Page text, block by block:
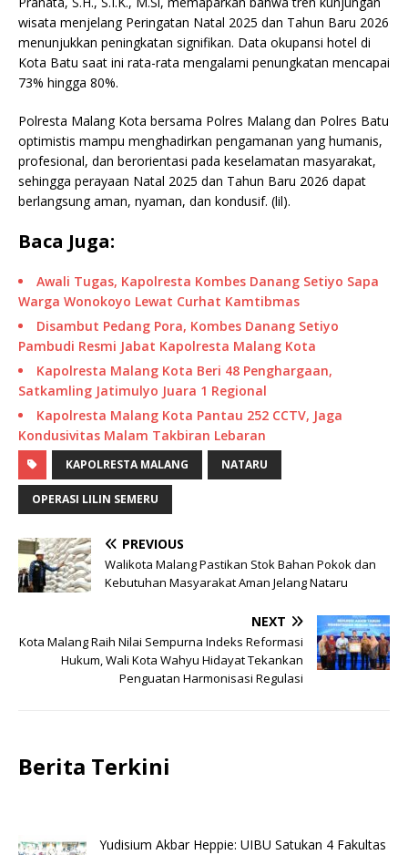
wisata menjelang Peringatan Natal 2025 dan Tahun Baru 2026
menunjukkan peningkatan signifikan. Data okupansi hotel di
Kota Batu saat ini rata-rata mengalami penungkatan mencapai
73% hingga 80%.
Polresta Malang Kota bersama Polres Malang dan Polres Batu
optimistis mampu menghadirkan pengamanan yang humanis,
profesional, dan berorientasi pada keselamatan masyarakat,
sehingga perayaan Natal 2025 dan Tahun Baru 2026 dapat
berlangsung aman, nyaman, dan kondusif. (lil).
Baca Juga:
Awali Tugas, Kapolresta Kombes Danang Setiyo Sapa
Warga Wonokoyo Lewat Curhat Kamtibmas
Disambut Pedang Pora, Kombes Danang Setiyo
Pambudi Resmi Jabat Kapolresta Malang Kota
Kapolresta Malang Kota Beri 48 Penghargaan,
Satkamling Jatimulyo Juara 1 Regional
Kapolresta Malang Kota Pantau 252 CCTV, Jaga
Kondusivitas Malam Takbiran Lebaran
KAPOLRESTA MALANG NATARU
OPERASI LILIN SEMERU
PREVIOUS
Walikota Malang Pastikan Stok Bahan Pokok dan
Kebutuhan Masyarakat Aman Jelang Nataru
NEXT
Kota Malang Raih Nilai Sempurna Indeks Reformasi
Hukum, Wali Kota Wahyu Hidayat Tekankan
Penguatan Harmonisasi Regulasi
Berita Terkini
Yudisium Akbar Heppie: UIBU Satukan 4 Fakultas